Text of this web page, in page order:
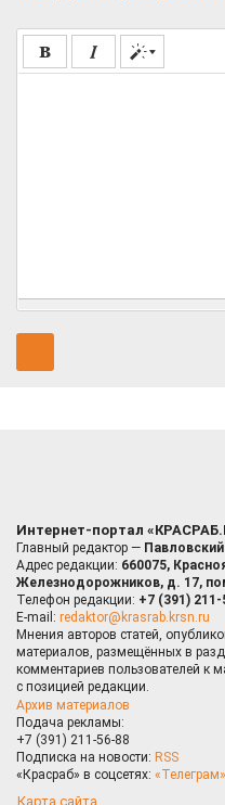
Интернет-портал
Главный редактор —
Адрес редакции: 660075,
Железнодорожников, д. 17,
Телефон редакции: +7 (391)
E-mail: redaktor@krasrab.krsn.ru
Мнения авторов статей,
материалов, размещённых в
комментариев пользователей к
с позицией редакции.
Архив материалов
Подача рекламы:
+7 (391) 211-56-88
Подписка на новости: RSS
«Красраб» в соцсетях: «Телеграм»
Карта сайта